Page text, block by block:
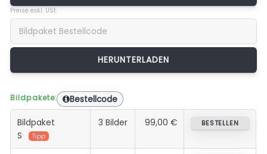
Preise exkl. USt.
Bildpakete: Bestellcode
Bildpaket
S
Tipp
3 Bilder 99,00 € BESTELLEN